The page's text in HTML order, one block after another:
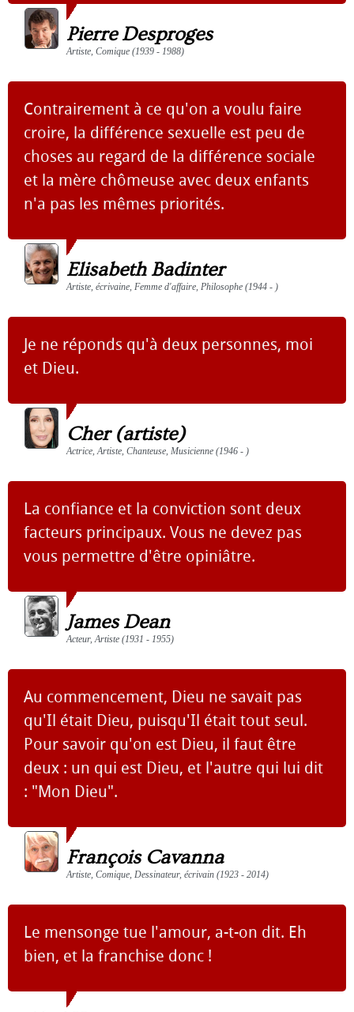
Pierre Desproges
Artiste, Comique (1939 - 1988)
Contrairement à ce qu'on a voulu faire
croire, la différence sexuelle est peu de
choses au regard de la différence sociale
et la mère chômeuse avec deux enfants
n'a pas les mêmes priorités.
Elisabeth Badinter
Artiste, écrivaine, Femme d'affaire, Philosophe (1944 - )
Je ne réponds qu'à deux personnes, moi
et Dieu.
Cher (artiste)
Actrice, Artiste, Chanteuse, Musicienne (1946 - )
La confiance et la conviction sont deux
facteurs principaux. Vous ne devez pas
vous permettre d'être opiniâtre.
James Dean
Acteur, Artiste (1931 - 1955)
Au commencement, Dieu ne savait pas
qu'Il était Dieu, puisqu'Il était tout seul.
Pour savoir qu'on est Dieu, il faut être
deux : un qui est Dieu, et l'autre qui lui dit
: "Mon Dieu".
François Cavanna
Artiste, Comique, Dessinateur, écrivain (1923 - 2014)
Le mensonge tue l'amour, a-t-on dit. Eh
bien, et la franchise donc !